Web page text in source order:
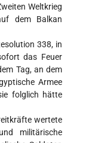
Weltkrieg
dem Balkan
338, in
das Feuer
Tag, an dem
Armee
folglich hätte
wertete
militärische